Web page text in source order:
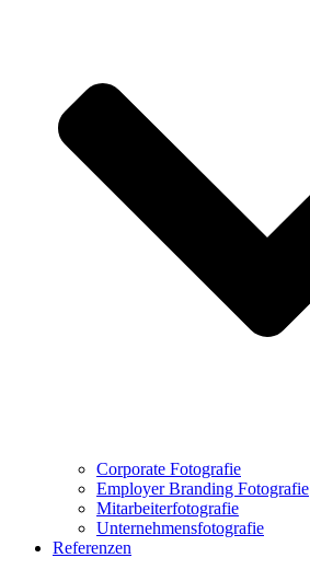
Corporate Fotografie
Employer Branding Fotografie
Mitarbeiterfotografie
Unternehmensfotografie
Referenzen